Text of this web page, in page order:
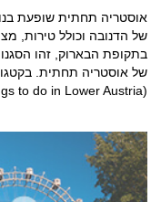
אוסטריה תחתית שופעת
של הדנובה וכולל טירות,
בתקופת הבארוק, זהו
של אוסטריה תחתית.
(Things to do in Lower Austria) תמצאו מגוון רחב של הצעות.